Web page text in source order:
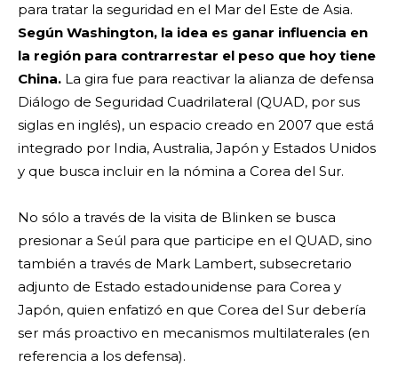
para tratar la seguridad en el Mar del Este de Asia.
Según Washington, la idea es ganar influencia en
la región para contrarrestar el peso que hoy tiene
China. La gira fue para reactivar la alianza de defensa
Diálogo de Seguridad Cuadrilateral (QUAD, por sus
siglas en inglés), un espacio creado en 2007 que está
integrado por India, Australia, Japón y Estados Unidos
y que busca incluir en la nómina a Corea del Sur.
No sólo a través de la visita de Blinken se busca
presionar a Seúl para que participe en el QUAD, sino
también a través de Mark Lambert, subsecretario
adjunto de Estado estadounidense para Corea y
Japón, quien enfatizó en que Corea del Sur debería
ser más proactivo en mecanismos multilaterales (en
referencia a los defensa).